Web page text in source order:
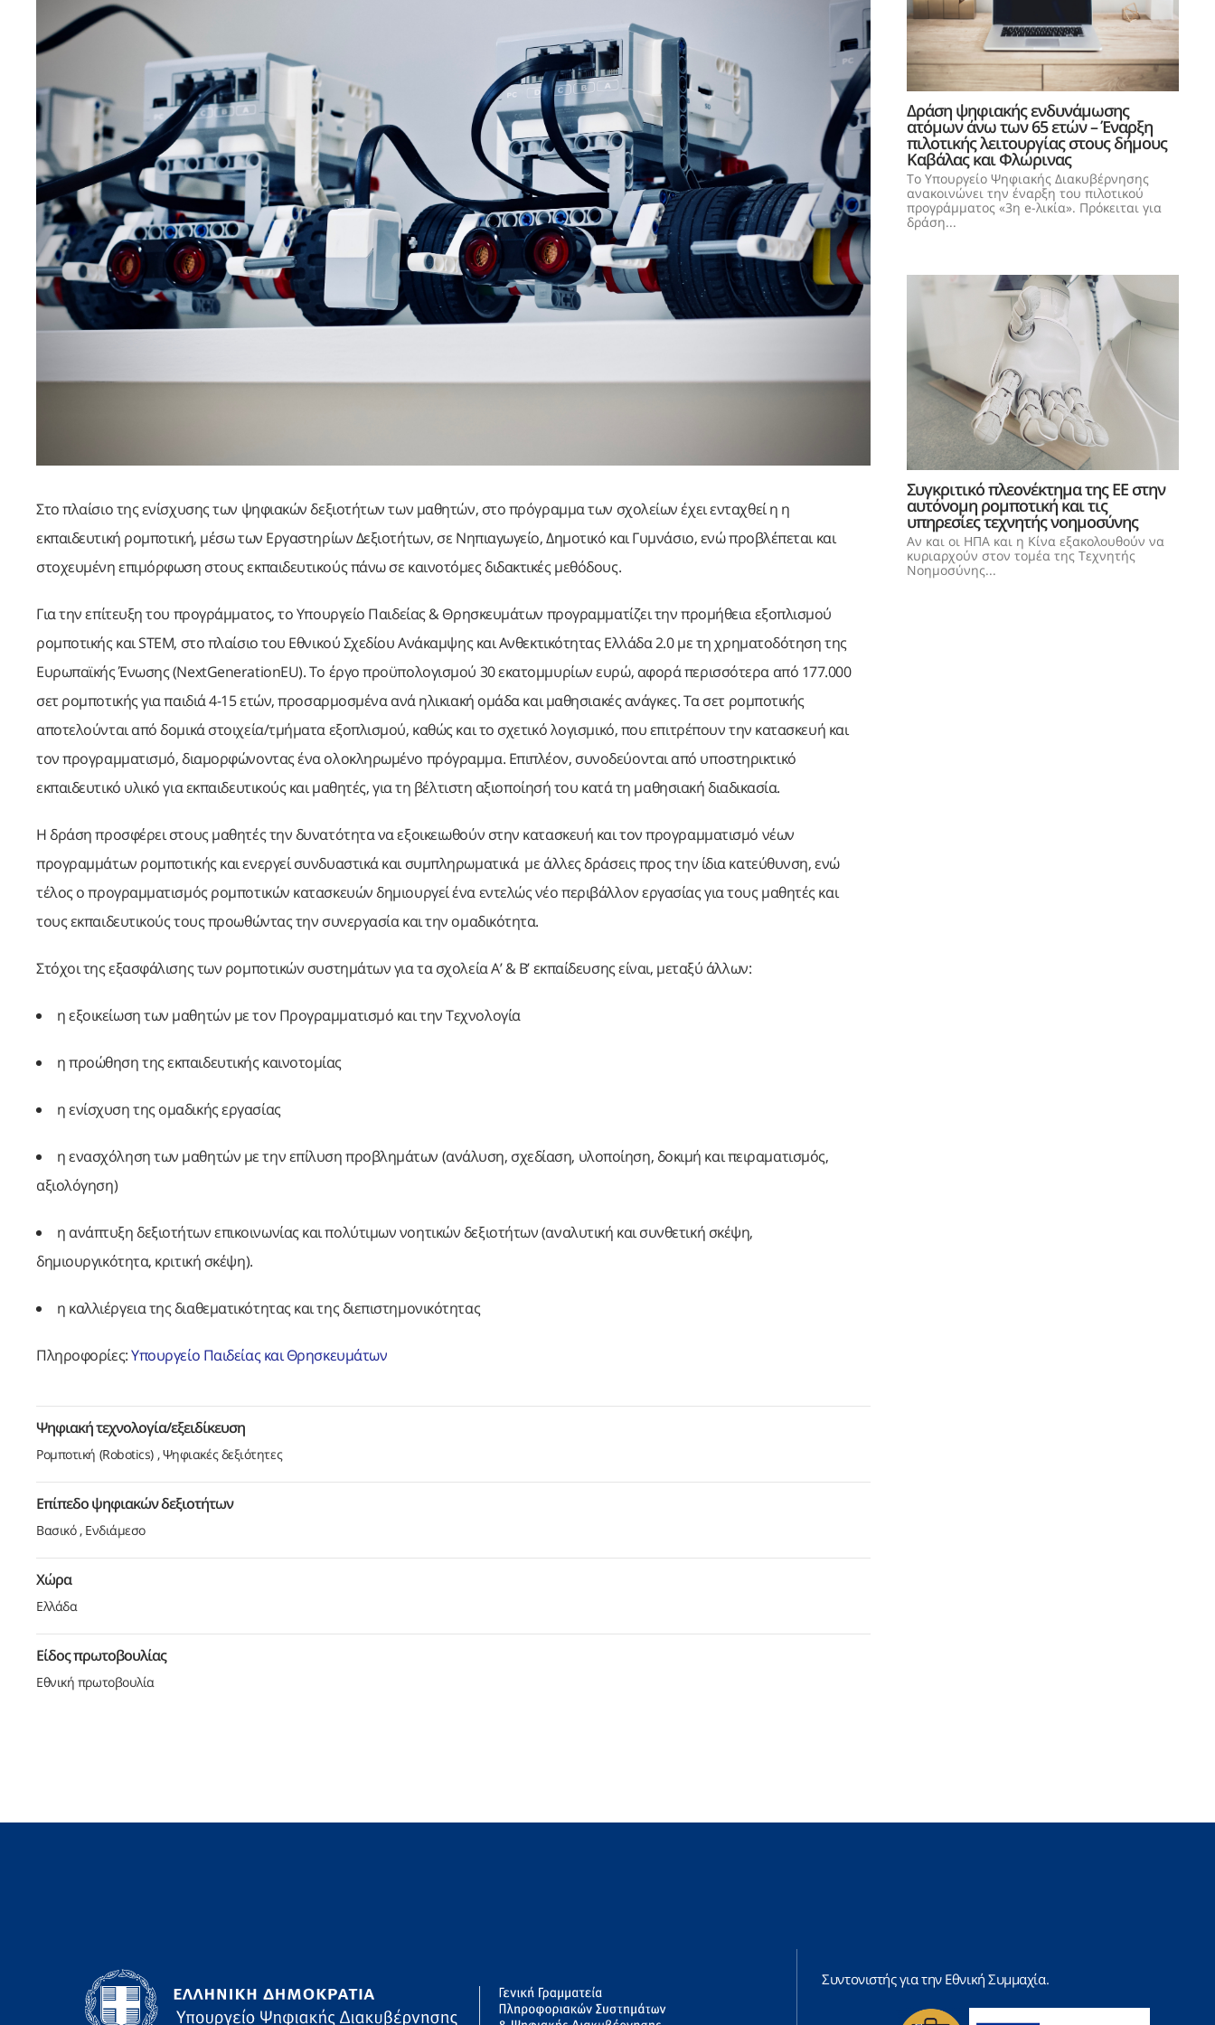
Στο πλαίσιο της ενίσχυσης των ψηφιακών δεξιοτήτων των μαθητών, στο πρόγραμμα των σχολείων έχει ενταχθεί η η
εκπαιδευτική ρομποτική, μέσω των Εργαστηρίων Δεξιοτήτων, σε Νηπιαγωγείο, Δημοτικό και Γυμνάσιο, ενώ προβλέπεται και
στοχευμένη επιμόρφωση στους εκπαιδευτικούς πάνω σε καινοτόμες διδακτικές μεθόδους.
Για την επίτευξη του προγράμματος, το Υπουργείο Παιδείας & Θρησκευμάτων προγραμματίζει την προμήθεια εξοπλισμού
ρομποτικής και STEM, στο πλαίσιο του Εθνικού Σχεδίου Ανάκαμψης και Ανθεκτικότητας Ελλάδα 2.0 με τη χρηματοδότηση της
Ευρωπαϊκής Ένωσης (NextGenerationEU). Το έργο προϋπολογισμού 30 εκατομμυρίων ευρώ, αφορά περισσότερα από 177.000
σετ ρομποτικής για παιδιά 4-15 ετών, προσαρμοσμένα ανά ηλικιακή ομάδα και μαθησιακές ανάγκες. Τα σετ ρομποτικής
αποτελούνται από δομικά στοιχεία/τμήματα εξοπλισμού, καθώς και το σχετικό λογισμικό, που επιτρέπουν την κατασκευή και
τον προγραμματισμό, διαμορφώνοντας ένα ολοκληρωμένο πρόγραμμα. Επιπλέον, συνοδεύονται από υποστηρικτικό
εκπαιδευτικό υλικό για εκπαιδευτικούς και μαθητές, για τη βέλτιστη αξιοποίησή του κατά τη μαθησιακή διαδικασία.
Η δράση προσφέρει στους μαθητές την δυνατότητα να εξοικειωθούν στην κατασκευή και τον προγραμματισμό νέων
προγραμμάτων ρομποτικής και ενεργεί συνδυαστικά και συμπληρωματικά με άλλες δράσεις προς την ίδια κατεύθυνση, ενώ
τέλος ο προγραμματισμός ρομποτικών κατασκευών δημιουργεί ένα εντελώς νέο περιβάλλον εργασίας για τους μαθητές και
τους εκπαιδευτικούς τους προωθώντας την συνεργασία και την ομαδικότητα.
Στόχοι της εξασφάλισης των ρομποτικών συστημάτων για τα σχολεία Α’ & Β’ εκπαίδευσης είναι, μεταξύ άλλων:
η εξοικείωση των μαθητών με τον Προγραμματισμό και την Τεχνολογία
η προώθηση της εκπαιδευτικής καινοτομίας
η ενίσχυση της ομαδικής εργασίας
η ενασχόληση των μαθητών με την επίλυση προβλημάτων (ανάλυση, σχεδίαση, υλοποίηση, δοκιμή και πειραματισμός,
αξιολόγηση)
η ανάπτυξη δεξιοτήτων επικοινωνίας και πολύτιμων νοητικών δεξιοτήτων (αναλυτική και συνθετική σκέψη,
δημιουργικότητα, κριτική σκέψη).
η καλλιέργεια της διαθεματικότητας και της διεπιστημονικότητας
Πληροφορίες:Υπουργείο Παιδείας και Θρησκευμάτων
Ψηφιακή τεχνολογία/εξειδίκευση
Ρομποτική (Robotics) Ψηφιακές δεξιότητες
Επίπεδο ψηφιακών δεξιοτήτων
Βασικό Ενδιάμεσο
Χώρα
Ελλάδα
Είδος πρωτοβουλίας
Εθνική πρωτοβουλία
Δράση ψηφιακής ενδυνάμωσης
ατόμων άνω των 65 ετών – Έναρξη
πιλοτικής λειτουργίας στους δήμους
Καβάλας και Φλώρινας
Το Υπουργείο Ψηφιακής Διακυβέρνησης
ανακοινώνει την έναρξη του πιλοτικού
προγράμματος «3η e-λικία». Πρόκειται για
δράση...
Συγκριτικό πλεονέκτημα της ΕΕ στην
αυτόνομη ρομποτική και τις
υπηρεσίες τεχνητής νοημοσύνης
Αν και οι ΗΠΑ και η Κίνα εξακολουθούν να
κυριαρχούν στον τομέα της Τεχνητής
Νοημοσύνης...
Συντονιστής για την Εθνική Συμμαχία.